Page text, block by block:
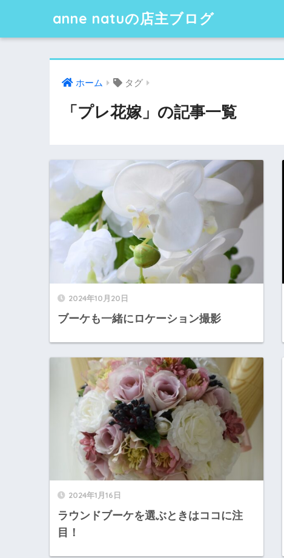
anne natuの店主ブログ
ホーム タグ
「プレ花嫁」の記事一覧
2024年10月20日
ブーケも一緒にロケーション撮影
2024年1月16日
ラウンドブーケを選ぶときはココに注
目！